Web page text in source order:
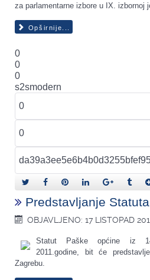
za parlamentarne izbore u IX. izbornoj
Opširnije...
0
0
0
s2smodern
Predstavljanje
OBJAVLJENO: 17 LISTOPAD
Statut Paške općine iz
2011.godine, bit će
Zagrebu.